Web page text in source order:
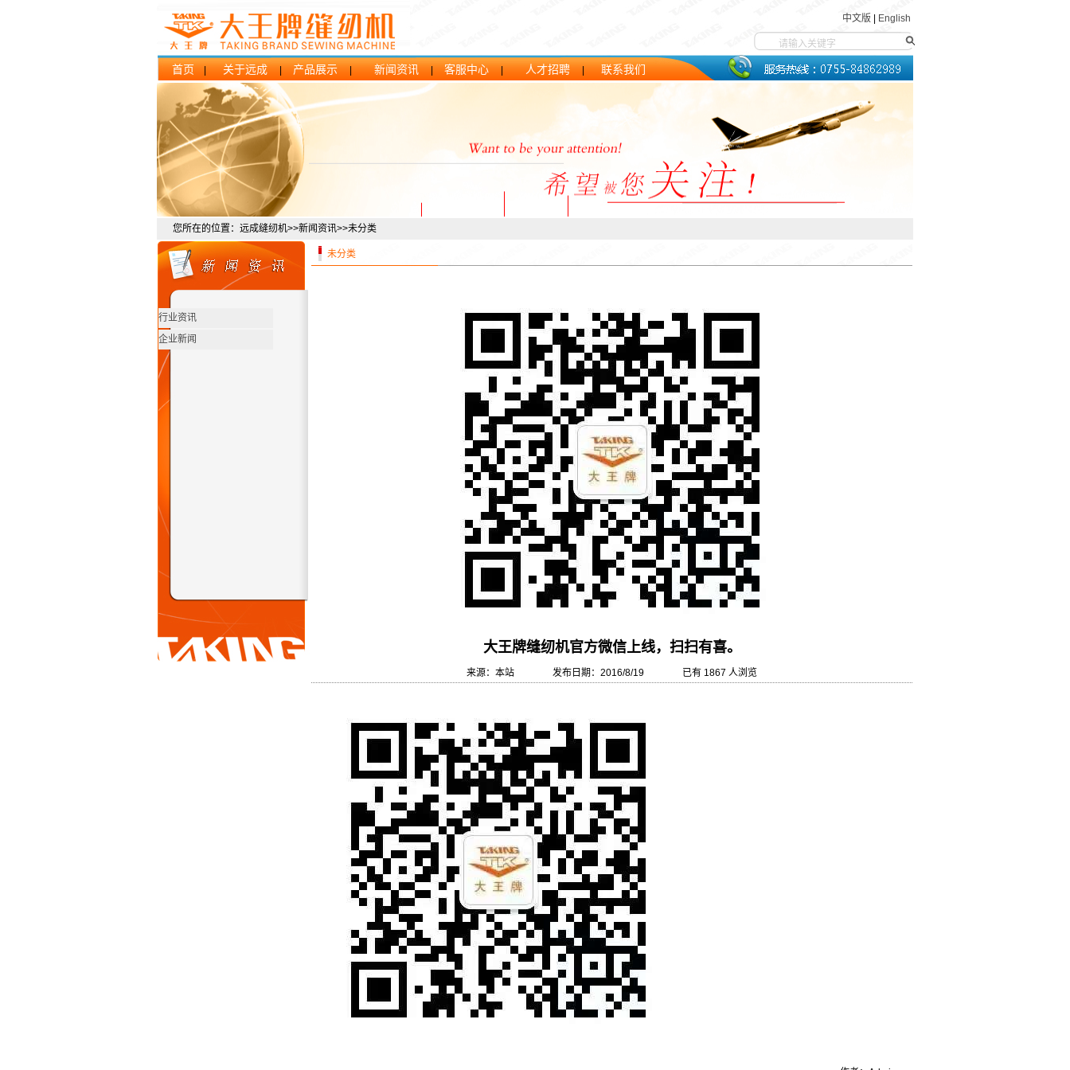
中文版 English
首页 关于远成 产品展示| 新闻资讯 客服中心| 人才招聘 联系我们
您所在的位置：远成缝纫机>>新闻资讯>>未分类
行业资讯
企业新闻
未分类
大王牌缝纫机官方微信上线，扫扫有喜。
来源：本站 发布日期：2016/8/19 已有 1867 人浏览